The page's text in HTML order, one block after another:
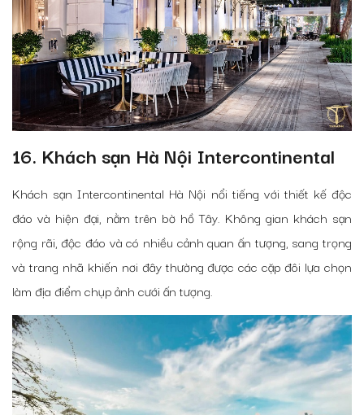
16. Khách sạn Hà Nội Intercontinental
Khách sạn Intercontinental Hà Nội nổi tiếng với thiết kế độc
đáo và hiện đại, nằm trên bờ hồ Tây. Không gian khách sạn
rộng rãi, độc đáo và có nhiều cảnh quan ấn tượng, sang trọng
và trang nhã khiến nơi đây thường được các cặp đôi lựa chọn
làm địa điểm chụp ảnh cưới ấn tượng.